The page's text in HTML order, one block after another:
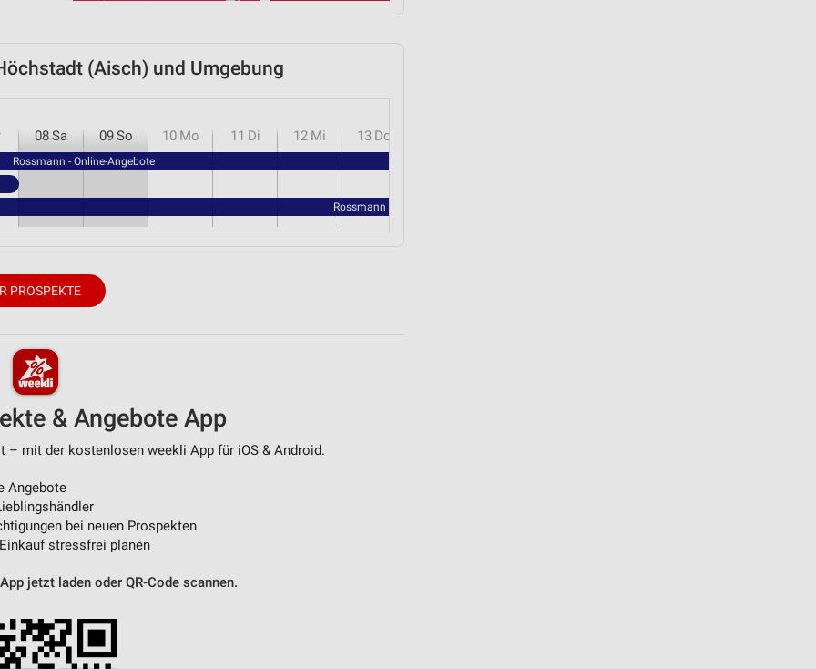
(Aisch) und Umgebung
08Sa 09So 10 Mo 11 Di 12 Mi 13 Do
Rossmann - Online-Angebote
Rossmann - Schulaktion 2026
PROSPEKTE
& Angebote App
mit der kostenlosen weekli App für iOS & Android.
Angebote
bei neuen Prospekten
stressfrei planen
jetzt laden oder QR-Code scannen.